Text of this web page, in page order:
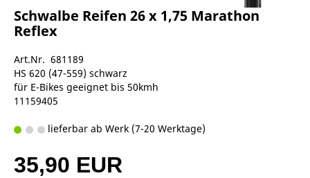
Schwalbe Reifen 26 x 1,75 Marathon
Reflex
Art.Nr. 681189
HS 620 (47-559) schwarz
für E-Bikes geeignet bis 50kmh
11159405
lieferbar ab Werk (7-20 Werktage)
35,90 EUR